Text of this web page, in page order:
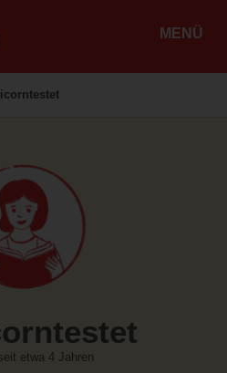
MENÜ
etwa 4 Jahren